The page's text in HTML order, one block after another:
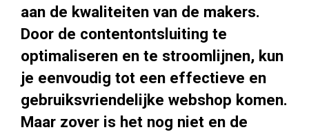
aan de kwaliteiten van de makers.
Door de contentontsluiting te
optimaliseren en te stroomlijnen, kun
je eenvoudig tot een effectieve en
gebruiksvriendelijke webshop komen.
Maar zover is het nog niet en de